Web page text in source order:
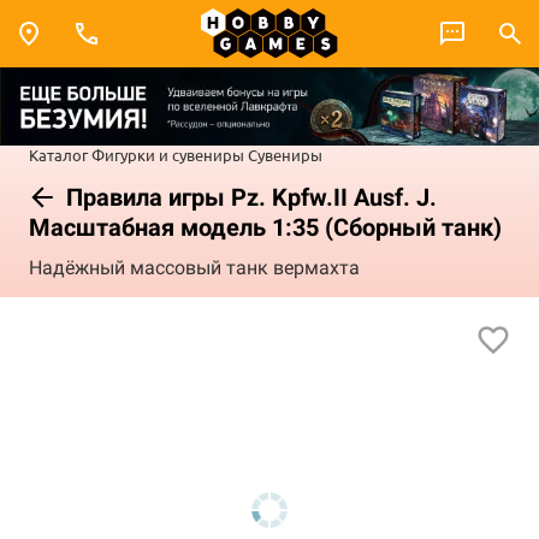
КаталогФигурки и сувениры Сувениры
Правила игры Pz. Kpfw.II Ausf. J.
Масштабная модель 1:35 (Сборный танк)
Надёжный массовый танк вермахта